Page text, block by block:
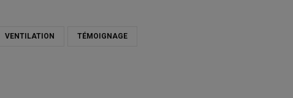
VENTILATION TÉMOIGNAGE